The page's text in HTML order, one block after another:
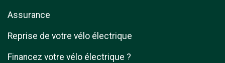
Assurance
Reprise de votre vélo électrique
Financez votre vélo électrique ?